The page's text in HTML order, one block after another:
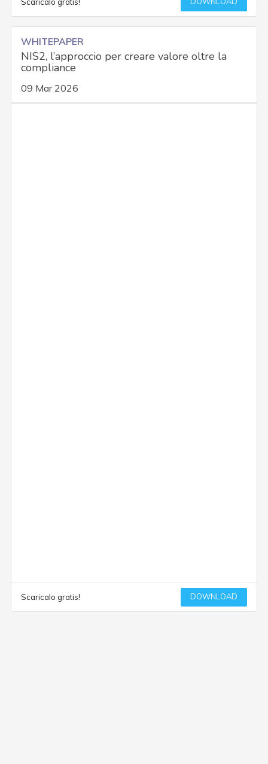
Scaricalo gratis!
WHITEPAPER
NIS2, l’approccio per creare valore oltre la
compliance
09 Mar 2026
Scaricalo gratis! DOWNLOAD